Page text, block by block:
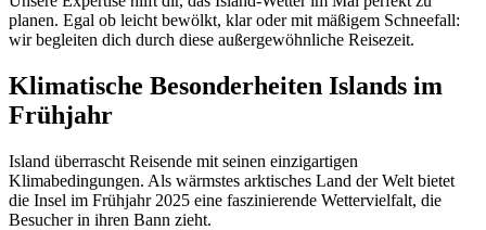
planen. Egal ob leicht bewölkt, klar oder mit mäßigem Schneefall:
wir begleiten dich durch diese außergewöhnliche Reisezeit.
Klimatische Besonderheiten Islands im
Frühjahr
Island überrascht Reisende mit seinen einzigartigen
Klimabedingungen. Als wärmstes arktisches Land der Welt bietet
die Insel im Frühjahr 2025 eine faszinierende Wettervielfalt, die
Besucher in ihren Bann zieht.